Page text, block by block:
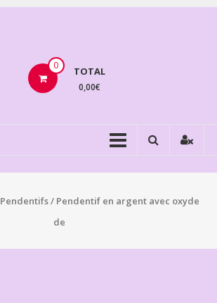
BIJOUX
0 TOTAL
0,00€
Pendentifs/ Pendentif en argent avec oxyde
de